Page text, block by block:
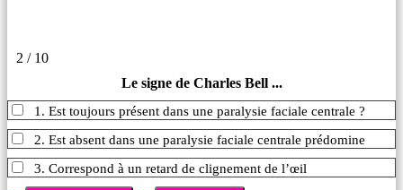
2 / 10
Le signe de Charles Bell ...
1. Est toujours présent dans une paralysie faciale centrale ?
2. Est absent dans une paralysie faciale centrale prédomine
3. Correspond à un retard de clignement de l’œil